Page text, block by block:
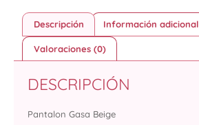
Descripción Información adicional
Valoraciones (0)
DESCRIPCIÓN
Pantalon Gasa Beige